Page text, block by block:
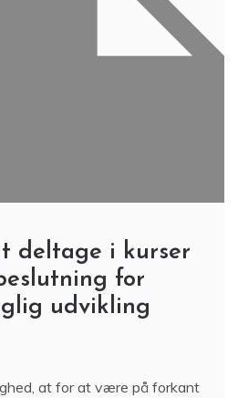
deltage i kurser
for
udvikling
at for at være på forkant